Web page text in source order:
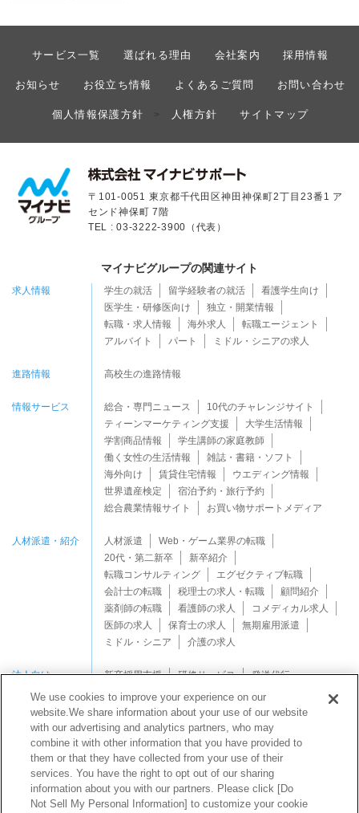
サービス一覧 選ばれる理由 会社案内 採用情報
お知らせ お役立ち情報 よくあるご質問 お問い合わせ
個人情報保護方針 > 人権方針 サイトマップ
〒101-0051 東京都千代田区神田神保町2丁目23番1 ア
センド神保町 7階
TEL : 03-3222-3900（代表）
マイナビグループの関連サイト
求人情報 学生の就活 留学経験者の就活
看護学生向け
医学生・研修医向け
独立・開業情報
転職・求人情報
海外求人
転職エージェント
アルバイト
パート ミドル・シニアの求人
進路情報 高校生の進路情報
情報サービス 総合・専門ニュース
10代のチャレンジサイト
ティーンマーケティング支援
大学生活情報
学割商品情報
学生講師の家庭教師
働く女性の生活情報
雑誌・書籍・ソフト
海外向け
賃貸住宅情報
ウエディング情報
世界遺産検定
宿泊予約・旅行予約
総合農業情報サイト
お買い物サポートメディア
人材派遣・紹介 人材派遣
Web・ゲーム業界の転職
20代・第二新卒
新卒紹介
転職コンサルティング
エグゼクティブ転職
会計士の転職
税理士の求人・転職
顧問紹介
薬剤師の転職
看護師の求人
コメディカル求人
医師の求人
保育士の求人
無期雇用派遣
ミドル・シニア
介護の求人
法人向け 新卒採用支援 研修サービス 発送代行
Copyright © Mynavi Support Corporation All rights reserved.
We use cookies to improve your experience on our
website.We share information about your use of our website
with our advertising and analytics partners, who may
combine it with other information that you have provided to
them or that they have collected from your use of their
services. You have the right to opt out of our sharing
information about you with our partners. Please click [Do
Not Sell My Personal Information] to customize your cookie